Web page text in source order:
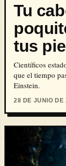
Tu
tus
Científicos
que el tiempo
Einstein.
28 DE JUNIO DE